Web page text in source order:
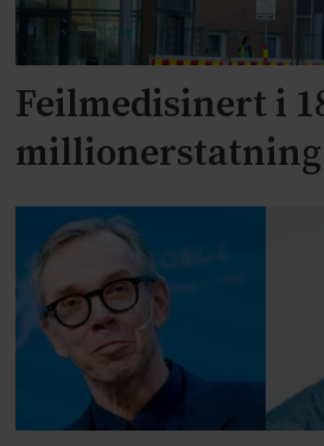
Feilmedisinert i
millionerstatning